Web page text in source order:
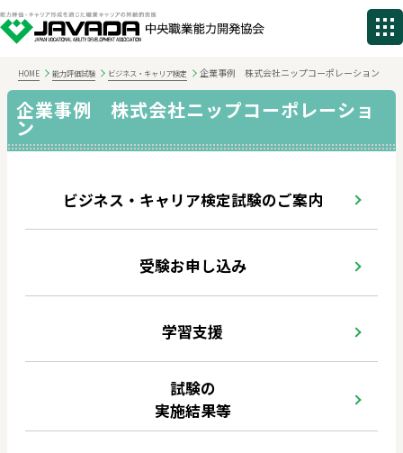
HOME 能力評価試験 ビジネス・キャリア検定 企業事例 株式会社ニップコーポレーション
企業事例 株式会社ニップコーポレーショ
ン
ビジネス・キャリア検定試験のご案内
受験お申し込み
学習支援
試験の
実施結果等